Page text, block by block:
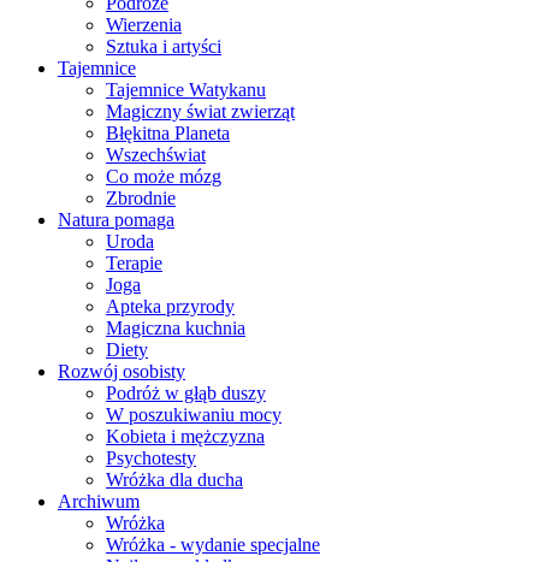
Wierzenia
Sztuka i artyści
Tajemnice
Tajemnice Watykanu
Magiczny świat zwierząt
Błękitna Planeta
Wszechświat
Co może mózg
Zbrodnie
Natura pomaga
Uroda
Terapie
Joga
Apteka przyrody
Magiczna kuchnia
Diety
Rozwój osobisty
Podróż w głąb duszy
W poszukiwaniu mocy
Kobieta i mężczyzna
Psychotesty
Wróżka dla ducha
Archiwum
Wróżka
Wróżka - wydanie specjalne